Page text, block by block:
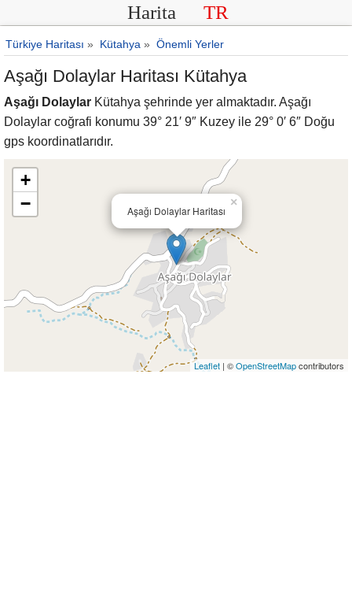
Harita TR
Türkiye Haritası » Kütahya » Önemli Yerler
Aşağı Dolaylar Haritası Kütahya
Aşağı Dolaylar Kütahya şehrinde yer almaktadır. Aşağı
Dolaylar coğrafi konumu 39° 21′ 9″ Kuzey ile 29° 0′ 6″ Doğu
gps koordinatlarıdır.
Aşağı Dolaylar Haritası
×
+
−
Leaflet | ©OpenStreetMapcontributors